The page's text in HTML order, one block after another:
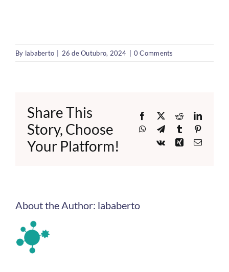
By lababerto 26 de Outubro, 2024 0 Comments
Share This
Story, Choose
Your Platform!
Facebook
X Reddit
WhatsApp
TelegramTumblr
Vk
XingEmail
About the Author: lababerto